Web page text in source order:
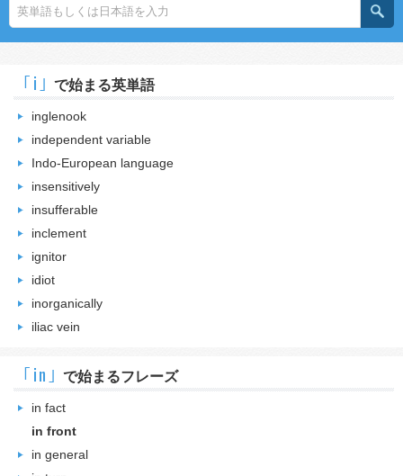
｢i｣ で始まる英単語
inglenook
independent variable
Indo-European language
insensitively
insufferable
inclement
ignitor
idiot
inorganically
iliac vein
｢in｣ で始まるフレーズ
in fact
in front
in general